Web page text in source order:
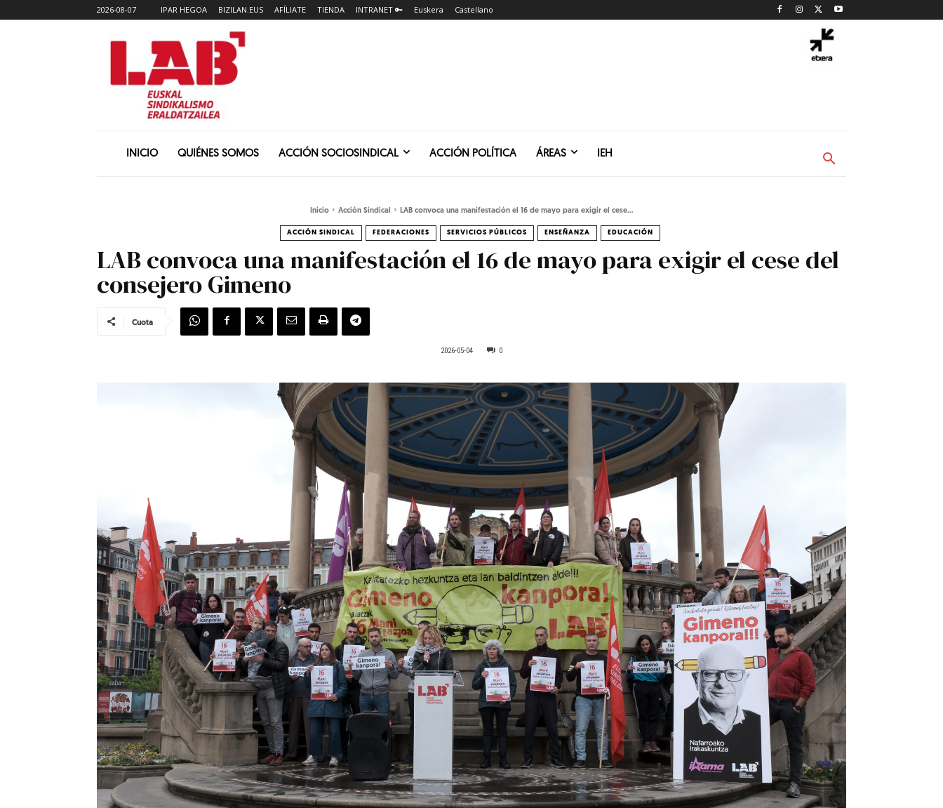
2026-08-07 IPAR HEGOA BIZILAN.EUS AFÍLIATE TIENDA INTRANET 🔑 Euskera Castellano
INICIO QUIÉNES SOMOS ACCIÓN SOCIOSINDICAL ACCIÓN POLÍTICA ÁREAS IEH
Inicio Acción Sindical LAB convoca una manifestación el 16 de mayo para exigir el cese...
ACCIÓN SINDICAL FEDERACIONES SERVICIOS PÚBLICOS ENSEÑANZA EDUCACIÓN
LAB convoca una manifestación el 16 de mayo para exigir el cese del
consejero Gimeno
Cuota
2026-05-04 0